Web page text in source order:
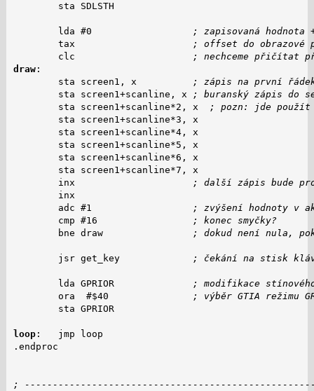
        sta SDLSTH
        lda #0
; zapisovaná hodnota
        tax
; offset do obrazové
        clc
; nechceme přičítat
draw:
        sta screen1, x
; zápis na první
        sta screen1+scanline, x
; buranský zápis do
        sta screen1+scanline*2, x
; pozn: jde použít
        sta screen1+scanline*3, x
        sta screen1+scanline*4, x
        sta screen1+scanline*5, x
        sta screen1+scanline*6, x
        sta screen1+scanline*7, x
        inx
; další zápis bude
        inx
        adc #1
; zvýšení hodnoty v
        cmp #16
; konec smyčky?
        bne draw
; dokud není nula,
        jsr get_key
; čekání na stisk
        lda GPRIOR
; modifikace
        ora  #$40
; výběr GTIA režimu
        sta GPRIOR
loop:   jmp loop
.endproc
;